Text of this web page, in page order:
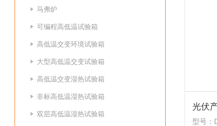
马弗炉
可编程高低温试验箱
高低温交变环境试验箱
大型高低温交变试验箱
高低温交变湿热试验箱
非标高低温湿热试验箱
双层高低温湿热试验箱
光伏
型号：